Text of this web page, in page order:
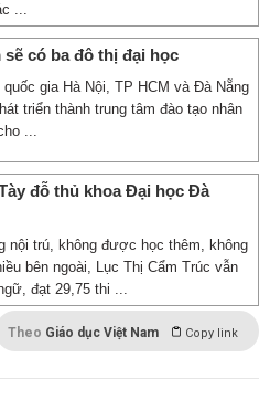
...
sẽ có ba đô thị đại học
quốc gia Hà Nội, TP HCM và Đà Nẵng
triển thành trung tâm đào tạo nhân
...
đỗ thủ khoa Đại học Đà
nội trú, không được học thêm, không
bên ngoài, Lục Thị Cẩm Trúc vẫn
đạt 29,75 thi ...
Theo Giáo dục Việt Nam Copy link